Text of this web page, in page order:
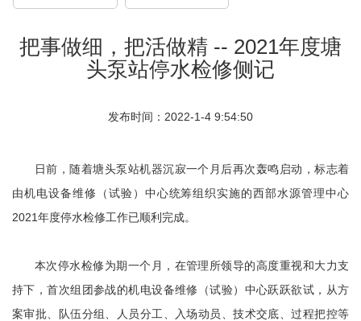
把事做细，把活做精 -- 2021年度塘
头泵站停水检修侧记
发布时间：2022-1-4 9:54:50
日前，随着塘头泵站机器沉寂一个月后再次轰鸣启动，标志着
由机电设备维修（试验）中心统筹组织实施的西部水源管理中心
2021年度停水检修工作已顺利完成。
本次停水检修为期一个月，在管理所领导的高度重视和大力支
持下，首次组团参战的机电设备维修（试验）中心跃跃欲试，从方
案审批、队伍分组、人员分工、入场动员、技术交底、过程把控等